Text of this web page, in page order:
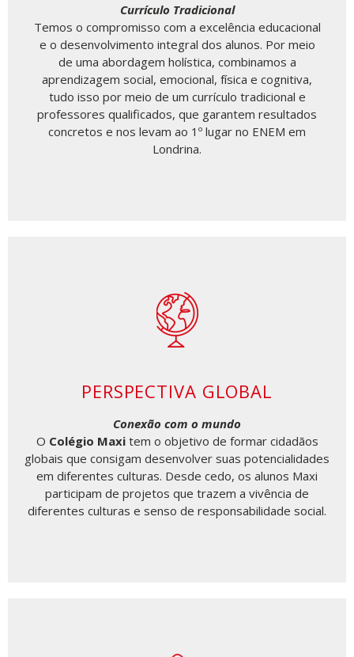
Currículo Tradicional
Temos o compromisso com a excelência educacional
e o desenvolvimento integral dos alunos. Por meio
de uma abordagem holística, combinamos a
aprendizagem social, emocional, física e cognitiva,
tudo isso por meio de um currículo tradicional e
professores qualificados, que garantem resultados
concretos e nos levam ao 1º lugar no ENEM em
Londrina.
PERSPECTIVA GLOBAL
Conexão com o mundo
O Colégio Maxitem o objetivo de formar cidadãos
globais que consigam desenvolver suas potencialidades
em diferentes culturas. Desde cedo, os alunos Maxi
participam de projetos que trazem a vivência de
diferentes culturas e senso de responsabilidade social.